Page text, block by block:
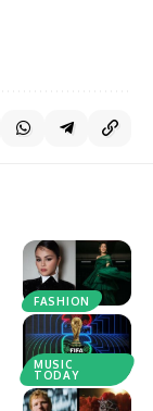
FASHION
MUSIC
TODAY